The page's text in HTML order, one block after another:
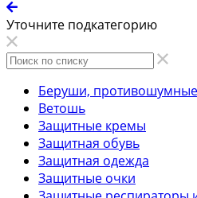
Уточните подкатегорию
Беруши,
Ветошь
Защитные кремы
Защитная обувь
Защитная одежда
Защитные очки